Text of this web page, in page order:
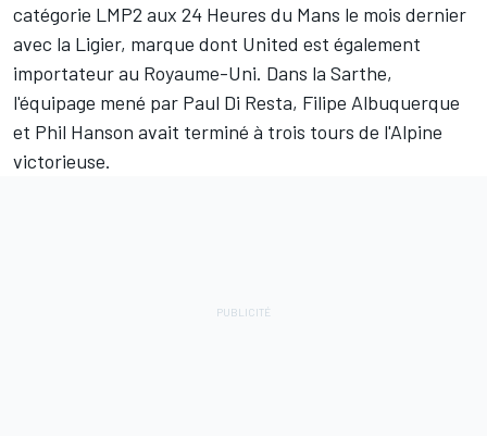
catégorie LMP2 aux 24 Heures du Mans le mois dernier
avec la Ligier, marque dont United est également
importateur au Royaume-Uni. Dans la Sarthe,
l'équipage mené par Paul Di Resta, Filipe Albuquerque
et Phil Hanson avait terminé à trois tours de l'Alpine
victorieuse.